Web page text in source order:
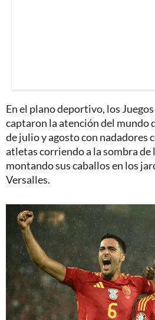
En el plano deportivo, los
captaron la atención del mundo
de julio y agosto con nadadores
atletas corriendo a la sombra de
montando sus caballos en los
Versalles.